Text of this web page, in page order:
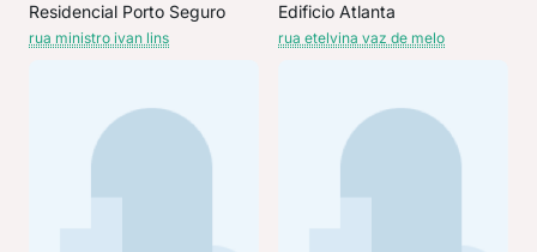
Residencial Porto Seguro
rua ministro ivan lins
Edificio Atlanta
rua etelvina vaz de melo